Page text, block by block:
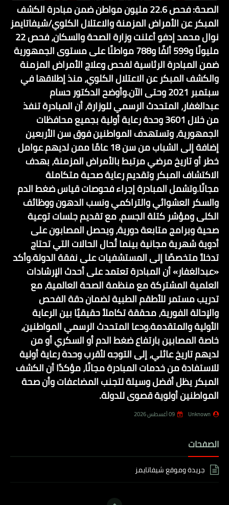
الصحة: فحص 22.6 مليون مواطن ضمن مبادرة الكشف
المبكر عن الأمراض المزمنة والاعتلال الكلوي/شيفاتايمز
نوال محمد إدفو أعلنت وزارة الصحة والسكان، فحص 22
مليونًا و599 ألفًا و788 مواطنًا على مستوى الجمهورية
ضمن المبادرة الرئاسية لفحص وعلاج الأمراض المزمنة
والكشف المبكر عن الاعتلال الكلوي، منذ إطلاقها في
سبتمبر 2021 وحتى الآن.وأوضح الدكتور حسام
عبدالغفار، المتحدث الرسمي للوزارة، أن المبادرة تنفذ
من خلال 3601 وحدة رعاية أولية بجميع محافظات
الجمهورية، وتستهدف المواطنين فوق سن الأربعين
إضافة إلى الشباب من سن 18 عامًا ممن لديهم عوامل
خطر أو تاريخ مرضي مرتبط بالأمراض المزمنة، بهدف
الاكتشاف المبكر وتقديم رعاية صحية متكاملة
مجانًا.وتشمل المبادرة إجراء فحوصات قياس ضغط الدم
والسكر العشوائي والتراكمي ونسب الدهون ووظائف
الكلى ومؤشر كتلة الجسم، مع تقديم جلسات توعية
صحية وبرامج متابعة دورية، ويحصل المصابون على
أدوية شهرية مجانية بينما تُحال الحالات التي تحتاج
تدخلاً متخصصًا إلى المستشفيات على نفقة الدولة.وأكد
«عبدالغفار» أن المبادرة تعتمد على أحدث الإرشادات
العلمية المشتركة مع منظمة الصحة العالمية، مع
تدريب مستمر للأطقم الطبية لضمان دقة الفحص
والإحالة الفورية، محققة تكاملاً حقيقيًا بين الرعاية
الأولية والمتقدمة.ودعا المتحدث الرسمي المواطنين،
خاصة المصابين بارتفاع ضغط الدم أو السكري أو من
لديهم تاريخ عائلي، إلى التوجه لأقرب وحدة رعاية أولية
للاستفادة من خدمات المبادرة مجانًا، مؤكدًا أن الكشف
المبكر يظل أفضل وسيلة لتجنب المضاعفات وأن صحة
المواطنين أولوية قصوى للدولة.
Unknown 09 أغسطس 2026
الصفحات
جريدة وموقع شيفاتايمز